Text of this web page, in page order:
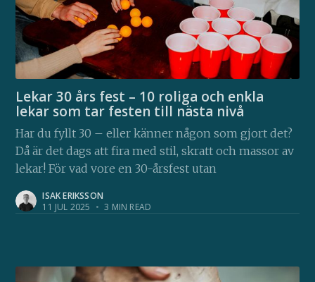
Lekar 30 års fest – 10 roliga och enkla
lekar som tar festen till nästa nivå
Har du fyllt 30 – eller känner någon som gjort det?
Då är det dags att fira med stil, skratt och massor av
lekar! För vad vore en 30-årsfest utan
ISAK ERIKSSON
11 JUL 2025 • 3 MIN READ